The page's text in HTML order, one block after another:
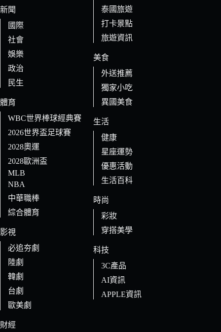
新聞
國際
社會
娛樂
政治
民生
體育
WBC世界棒球經典賽
2026世界盃足球賽
2028奧運
2028歐洲盃
MLB
NBA
中華職棒
綜合體育
影視
必追夯劇
陸劇
韓劇
台劇
歐美劇
財經
泰國旅遊
打卡景點
旅遊資訊
美食
外送推薦
獨家小吃
異國美食
生活
健康
星座運勢
優惠活動
生活百科
時尚
彩妝
穿搭美學
科技
3C產品
AI資訊
APPLE資訊